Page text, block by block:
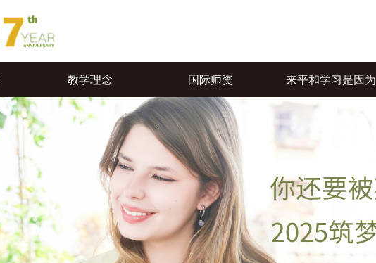
教学理念 国际师资 来平和学习是因为